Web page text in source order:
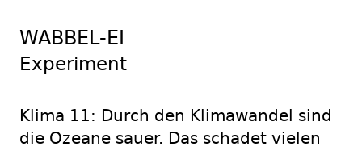
WABBEL-EI
Experiment
Klima 11: Durch den Klimawandel sind
die Ozeane sauer. Das schadet vielen